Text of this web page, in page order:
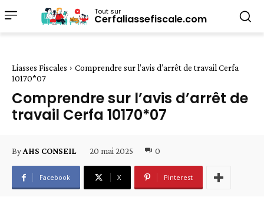
Tout sur
Cerfaliassefiscale.com
Liasses Fiscales
Comprendre sur l’avis d’arrêt de travail Cerfa
10170*07
Comprendre sur l’avis d’arrêt de
travail Cerfa 10170*07
ByAHS CONSEIL 20 mai 2025 0
Facebook X Pinterest